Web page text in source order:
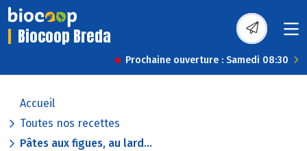
Biocoop Breda
Prochaine ouverture : Samedi 08:30
Accueil
Toutes nos recettes
Pâtes aux figues, au lard...